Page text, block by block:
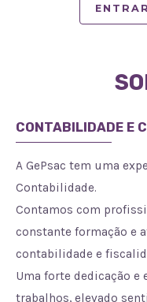
CONTABILIDADE E
A GePsac tem uma
Contabilidade.
Contamos com
constante formação e
contabilidade e
Uma forte dedicação
trabalhos, elevado